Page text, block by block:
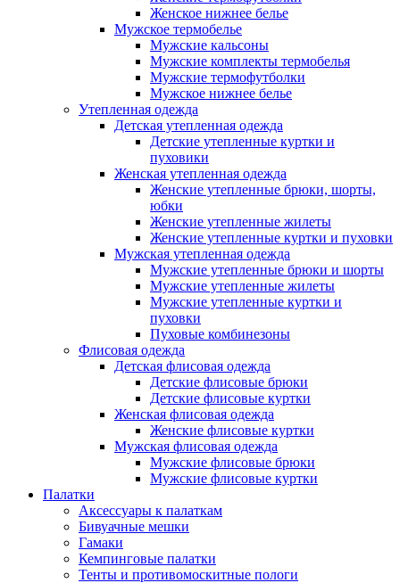
Женское нижнее белье
Мужское термобелье
Мужские кальсоны
Мужские комплекты термобелья
Мужские термофутболки
Мужское нижнее белье
Утепленная одежда
Детская утепленная одежда
Детские утепленные куртки и
пуховики
Женская утепленная одежда
Женские утепленные брюки, шорты,
юбки
Женские утепленные жилеты
Женские утепленные куртки и пуховки
Мужская утепленная одежда
Мужские утепленные брюки и шорты
Мужские утепленные жилеты
Мужские утепленные куртки и
пуховки
Пуховые комбинезоны
Флисовая одежда
Детская флисовая одежда
Детские флисовые брюки
Детские флисовые куртки
Женская флисовая одежда
Женские флисовые куртки
Мужская флисовая одежда
Мужские флисовые брюки
Мужские флисовые куртки
Палатки
Аксессуары к палаткам
Бивуачные мешки
Гамаки
Кемпинговые палатки
Тенты и противомоскитные пологи